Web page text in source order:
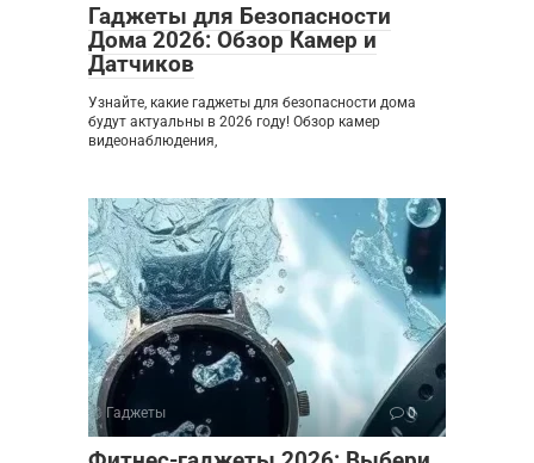
Гаджеты для Безопасности
Дома 2026: Обзор Камер и
Датчиков
Узнайте, какие гаджеты для безопасности дома
будут актуальны в 2026 году! Обзор камер
видеонаблюдения,
Гаджеты 0